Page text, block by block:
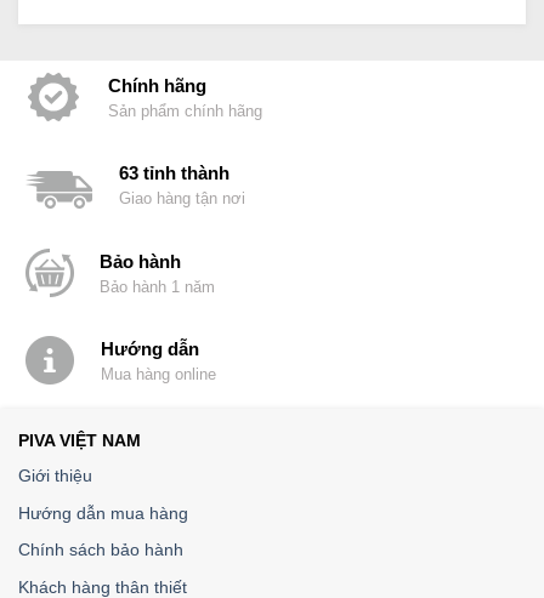
Chính hãng
Sản phẩm chính hãng
63 tỉnh thành
Giao hàng tận nơi
Bảo hành
Bảo hành 1 năm
Hướng dẫn
Mua hàng online
PIVA VIỆT NAM
Giới thiệu
Hướng dẫn mua hàng
Chính sách bảo hành
Khách hàng thân thiết